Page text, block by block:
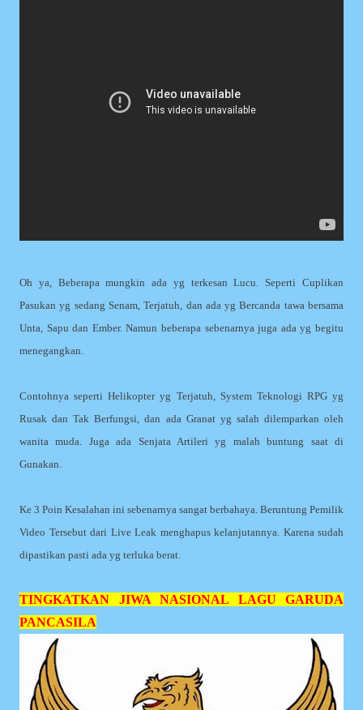
Oh ya, Beberapa mungkin ada yg terkesan Lucu. Seperti Cuplikan
Pasukan yg sedang Senam, Terjatuh, dan ada yg Bercanda tawa bersama
Unta, Sapu dan Ember. Namun beberapa sebenarnya juga ada yg begitu
menegangkan.
Contohnya seperti Helikopter yg Terjatuh, System Teknologi RPG yg
Rusak dan Tak Berfungsi, dan ada Granat yg salah dilemparkan oleh
wanita muda. Juga ada Senjata Artileri yg malah buntung saat di
Gunakan.
Ke 3 Poin Kesalahan ini sebenarnya sangat berbahaya. Beruntung Pemilik
Video Tersebut dari Live Leak menghapus kelanjutannya. Karena sudah
dipastikan pasti ada yg terluka berat.
TINGKATKAN JIWA NASIONAL LAGU GARUDA
PANCASILA